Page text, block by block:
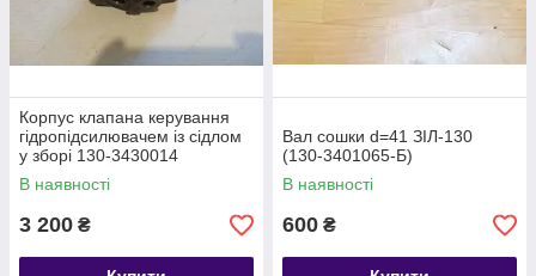
Корпус клапана керування
гідропідсилювачем із сідлом
у зборі 130-3430014
В наявності
3 200 ₴
Вал сошки d=41 ЗІЛ-130
(130-3401065-Б)
В наявності
600 ₴